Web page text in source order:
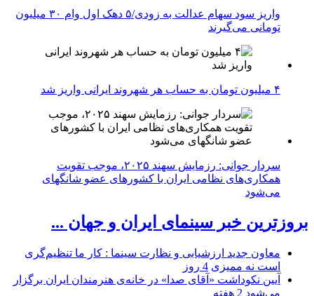
واریز سود سهام عدالت به زودی/۵ دهک اول وام ۳۰ میلیون
تومانی می‌گیرند
۴ میلیون تومان به حساب هر شهروند ایرانی واریز شد
سردار جوانی: رزمایش سهند ۲۰۲۵، موجب تقویت
همکاری‌های نظامی ایران با کشور‌های عضو شانگهای
می‌شود
بروزترین خبر سینمای ایران و جهان ...
معاون جدید ارزشیابی و نظارت سینما : کار ما تنظیم‌گری
است نه ممیزی 4 روز
آیین نکوداشت «آقای صدا» در خانه‌ی هنرمندان ایران برگزار
می‌شود 2 هفته